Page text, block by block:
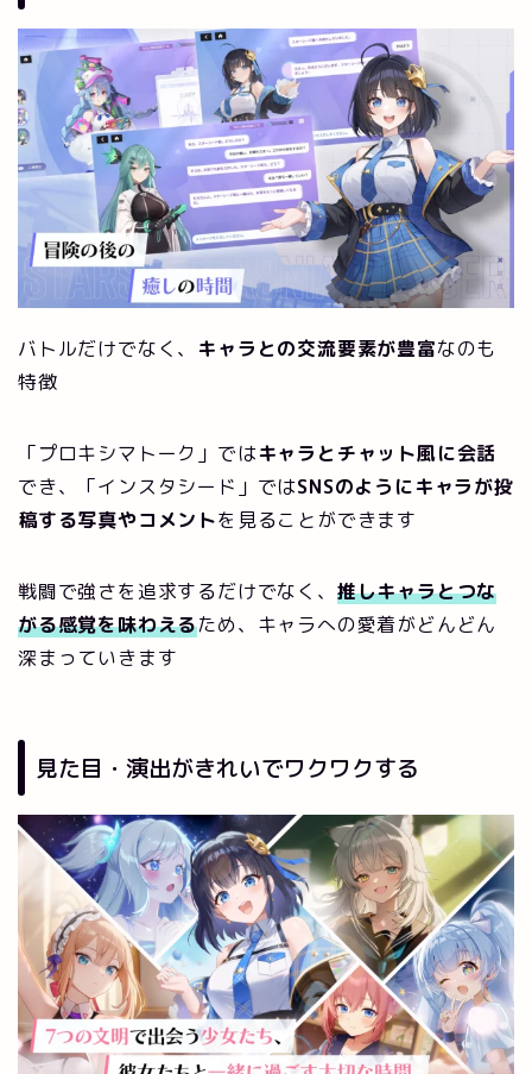
バトルだけでなく、 キャラとの交流要素が豊富なのも
特徴
「プロキシマトーク」ではキャラとチャット風に会話
でき、「インスタシード」ではSNSのようにキャラが投
稿する写真やコメントを見ることができます
戦闘で強さを追求するだけでなく、 推しキャラとつな
がる感覚を味わえるため、キャラへの愛着がどんどん
深まっていきます
見た目・演出がきれいでワクワクする